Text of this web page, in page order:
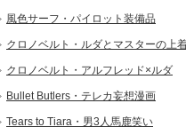
風色サーフ・パイロット装備品
クロノベルト・ルダとマスターの上
クロノベルト・アルフレッド×ルダ
Bullet Butlers・テレカ妄想漫画
Tears to Tiara・男3人馬鹿笑い